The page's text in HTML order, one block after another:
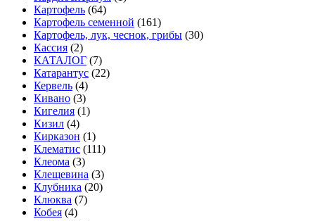
Картофель (64)
Картофель семенной (161)
Картофель, лук, чеснок, грибы (30)
Кассия (2)
КАТАЛОГ (7)
Катарантус (22)
Кервель (4)
Кивано (3)
Кигелия (1)
Кизил (4)
Кирказон (1)
Клематис (111)
Клеома (3)
Клещевина (3)
Клубника (20)
Клюква (7)
Кобея (4)